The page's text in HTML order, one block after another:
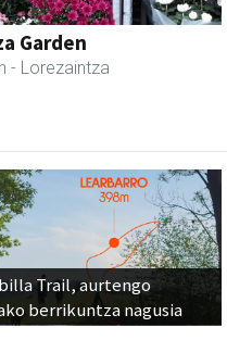
Garden
- Lorezaintza
Trail, aurtengo
berrikuntza nagusia